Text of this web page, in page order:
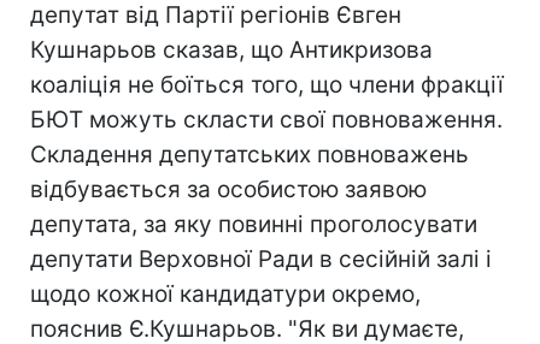
депутат від Партії регіонів Євген
Кушнарьов сказав, що Антикризова
коаліція не боїться того, що члени фракції
БЮТ можуть скласти свої повноваження.
Складення депутатських повноважень
відбувається за особистою заявою
депутата, за яку повинні проголосувати
депутати Верховної Ради в сесійній залі і
щодо кожної кандидатури окремо,
пояснив Є.Кушнарьов. "Як ви думаєте,